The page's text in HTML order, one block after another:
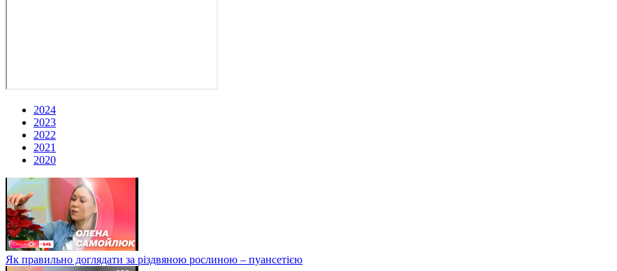
2024
2023
2022
2021
2020
Як правильно доглядати за різдвяною рослиною – пуансетією